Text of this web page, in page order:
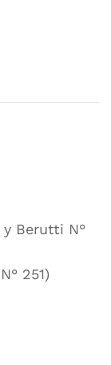
y Berutti N°
251)